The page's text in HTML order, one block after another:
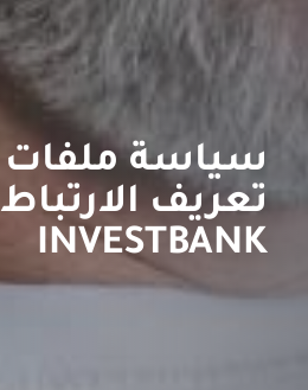
سياسة ملفات
تعريف الارتباط
INVESTBANK